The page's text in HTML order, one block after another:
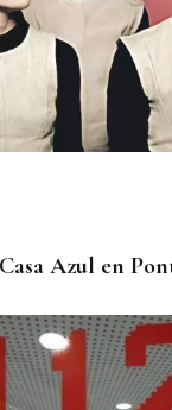
Azul en